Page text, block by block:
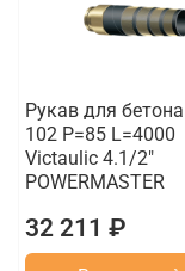
Рукав для
102 P=85 L=4000
Victaulic 4.1/2"
POWERMASTER
32 211 ₽